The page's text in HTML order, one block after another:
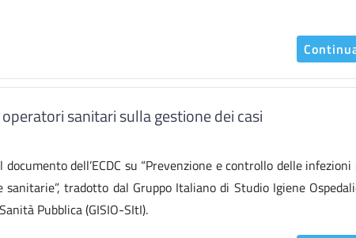
sanitari sulla gestione dei casi
dell’ECDC su “Prevenzione e controllo delle infezioni
tradotto dal Gruppo Italiano di Studio Igiene
Pubblica (GISIO-SItI).